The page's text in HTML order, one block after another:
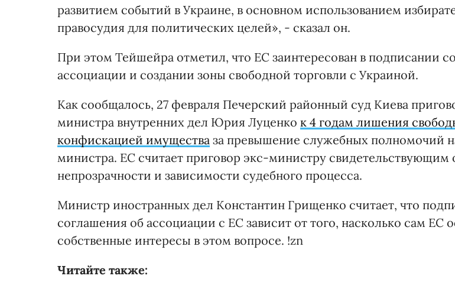
развитием событий в Украине, в основном использованием
правосудия для политических целей», - сказал он.
При этом Тейшейра отметил, что ЕС заинтересован в подписании
ассоциации и создании зоны свободной торговли с Украиной.
Как сообщалось, 27 февраля Печерский районный суд Киева
министра внутренних дел Юрия Луценко к 4 годам лишения
конфискацией имущества за превышение служебных полномочий
министра. ЕС считает приговор экс-министру свидетельствующим
непрозрачности и зависимости судебного процесса.
Министр иностранных дел Константин Грищенко считает, что
соглашения об ассоциации с ЕС зависит от того, насколько сам ЕС
собственные интересы в этом вопросе. !zn
Читайте также: